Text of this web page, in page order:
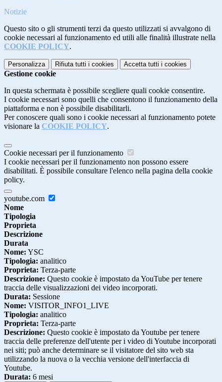
Notizie
Questo sito o gli strumenti terzi da questo utilizzati si avvalgono di
cookie necessari al funzionamento ed utili alle finalità illustrate nella
COOKIE POLICY.
Personalizza Rifiuta tutti i cookies Accetta tutti i cookies
Gestione cookie
In questa schermata è possibile scegliere quali cookie consentire.
I cookie necessari sono quelli che consentono il funzionamento della
piattaforma e non è possibile disabilitarli.
Per conoscere quali sono i cookie necessari al funzionamento potete
visionare la COOKIE POLICY.
Cookie necessari per il funzionamento
I cookie necessari per il funzionamento non possono essere
disabilitati. È possibile consultare l'elenco nella pagina della cookie
policy.
youtube.com
Nome
Tipologia
Proprieta
Descrizione
Durata
Nome: YSC
Tipologia: analitico
Proprieta: Terza-parte
Descrizione: Questo cookie è impostato da YouTube per tenere
traccia delle visualizzazioni dei video incorporati.
Durata: Sessione
Nome: VISITOR_INFO1_LIVE
Tipologia: analitico
Proprieta: Terza-parte
Descrizione: Questo cookie è impostato da Youtube per tenere
traccia delle preferenze dell'utente per i video di Youtube incorporati
nei siti; può anche determinare se il visitatore del sito web sta
utilizzando la nuova o la vecchia versione dell'interfaccia di
Youtube.
Durata: 6 mesi